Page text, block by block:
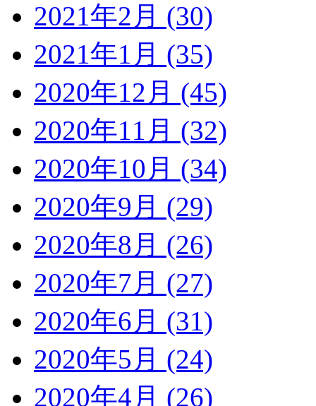
2021年2月 (30)
2021年1月 (35)
2020年12月 (45)
2020年11月 (32)
2020年10月 (34)
2020年9月 (29)
2020年8月 (26)
2020年7月 (27)
2020年6月 (31)
2020年5月 (24)
2020年4月 (26)